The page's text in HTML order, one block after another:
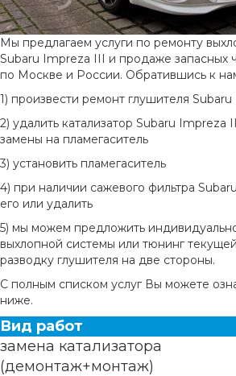
Мы предлагаем услуги по ремонту
Subaru Impreza III и продаже запасных
по Москве и России. Обратившись к
1) произвести ремонт глушителя
2) удалить катализатор Subaru Impreza
замены на пламегаситель
3) установить пламегаситель
4) при наличии сажевого фильтра
его или удалить
5) мы можем предложить
выхлопной системы или тюнинг
разводку глушителя на две стороны.
С полным списком услуг Вы можете
ниже.
Вид работ
замена катализатора
(демонтаж+монтаж)